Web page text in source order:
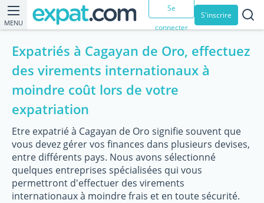
MENU
Se
connecter
S'inscrire
Expatriés à Cagayan de Oro, effectuez
des virements internationaux à
moindre coût lors de votre
expatriation
Etre expatrié à Cagayan de Oro signifie souvent que
vous devez gérer vos finances dans plusieurs devises,
entre différents pays. Nous avons sélectionné
quelques entreprises spécialisées qui vous
permettront d'effectuer des virements
internationaux à moindre frais et en toute sécurité.